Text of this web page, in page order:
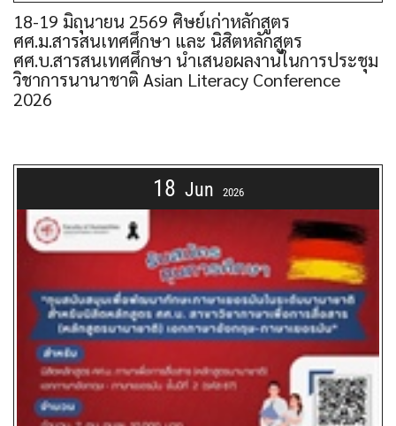
18-19 มิถุนายน 2569 ศิษย์เก่าหลักสูตร
ศศ.ม.สารสนเทศศึกษา และ นิสิตหลักสูตร
ศศ.บ.สารสนเทศศึกษา นำเสนอผลงานในการประชุม
วิชาการนานาชาติ Asian Literacy Conference
2026
18 Jun 2026